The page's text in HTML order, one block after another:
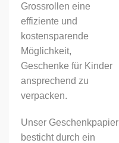
Grossrollen eine
effiziente und
kostensparende
Möglichkeit,
Geschenke für Kinder
ansprechend zu
verpacken.
Unser Geschenkpapier
besticht durch ein